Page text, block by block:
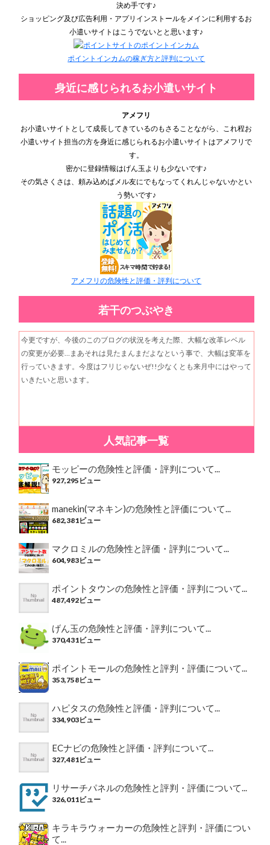
決め手です♪
ショッピング及び広告利用・アプリインストールをメインに利用するお
小遣いサイトはこうでないとと思います♪
ポイントインカムの稼ぎ方と評判について
身近に感じられるお小遣いサイト
アメフリ
お小遣いサイトとして成長してきているのもさることながら、これ程お
小遣いサイト担当の方を身近に感じられるお小遣いサイトはアメフリで
す。
密かに登録情報はげん玉よりも少ないです♪
その気さくさは、頼み込めばメル友にでもなってくれんじゃないかとい
う勢いです♪
アメフリの危険性と評価・評判について
若干のつぶやき
今更ですが、今後のこのブログの状況を考えた際、大幅な改革レベル
の変更が必要…まあそれは見たまんまだよなという事で、大幅は変革を
行っていきます。今度はフリじゃないぜ!!少なくとも来月中にはやって
いきたいと思います。
人気記事一覧
モッピーの危険性と評価・評判について...
927,295ビュー
manekin(マネキン)の危険性と評価について...
682,381ビュー
マクロミルの危険性と評価・評判について...
604,983ビュー
ポイントタウンの危険性と評価・評判について...
487,492ビュー
げん玉の危険性と評価・評判について...
370,431ビュー
ポイントモールの危険性と評判・評価について...
353,758ビュー
ハピタスの危険性と評価・評判について...
334,903ビュー
ECナビの危険性と評価・評判について...
327,481ビュー
リサーチパネルの危険性と評判・評価について...
326,011ビュー
キラキラウォーカーの危険性と評判・評価につい
て...